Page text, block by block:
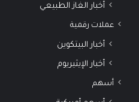
أخبار الغاز الطبيعي
عملات رقمية
أخبار البيتكوين
أخبار الإيثيريوم
أسهم